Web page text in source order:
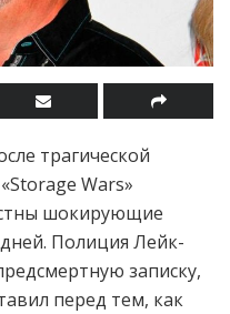
трагической
Wars»
шокирующие
Полиция Лейк-
записку,
перед тем, как